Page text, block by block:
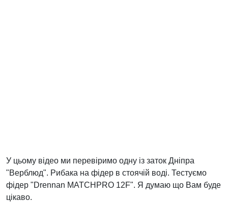
У цьому відео ми перевіримо одну із заток Дніпра
"Верблюд". Рибака на фідер в стоячій воді. Тестуємо
фідер "Drennan MATCHPRO 12F". Я думаю що Вам буде
цікаво.